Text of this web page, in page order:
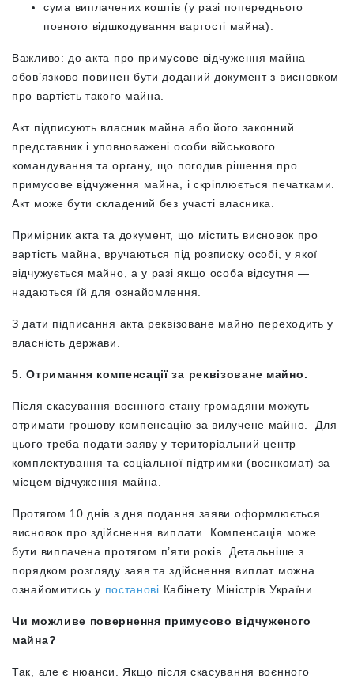
сума виплачених коштів (у разі попереднього
повного відшкодування вартості майна).
Важливо: до акта про примусове відчуження майна
обов’язково повинен бути доданий документ з висновком
про вартість такого майна.
Акт підписують власник майна або його законний
представник і уповноважені особи військового
командування та органу, що погодив рішення про
примусове відчуження майна, і скріплюється печатками.
Акт може бути складений без участі власника.
Примірник акта та документ, що містить висновок про
вартість майна, вручаються під розписку особі, у якої
відчужується майно, а у разі якщо особа відсутня —
надаються їй для ознайомлення.
З дати підписання акта реквізоване майно переходить у
власність держави.
5. Отримання компенсації за реквізоване майно.
Після скасування воєнного стану громадяни можуть
отримати грошову компенсацію за вилучене майно. Для
цього треба подати заяву у територіальний центр
комплектування та соціальної підтримки (воєнкомат) за
місцем відчуження майна.
Протягом 10 днів з дня подання заяви оформлюється
висновок про здійснення виплати. Компенсація може
бути виплачена протягом п’яти років. Детальніше з
порядком розгляду заяв та здійснення виплат можна
ознайомитись у постанові Кабінету Міністрів України.
Чи можливе повернення примусово відчуженого
майна?
Так, але є нюанси. Якщо після скасування воєнного